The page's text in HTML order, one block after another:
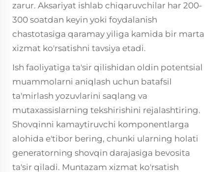
zarur. Aksariyat ishlab chiqaruvchilar har 200-
300 soatdan keyin yoki foydalanish
chastotasiga qaramay yiliga kamida bir marta
xizmat ko'rsatishni tavsiya etadi.
Ish faoliyatiga ta'sir qilishidan oldin potentsial
muammolarni aniqlash uchun batafsil
ta'mirlash yozuvlarini saqlang va
mutaxassislarning tekshirishini rejalashtiring.
Shovqinni kamaytiruvchi komponentlarga
alohida e'tibor bering, chunki ularning holati
generatorning shovqin darajasiga bevosita
ta'sir qiladi. Muntazam xizmat ko'rsatish